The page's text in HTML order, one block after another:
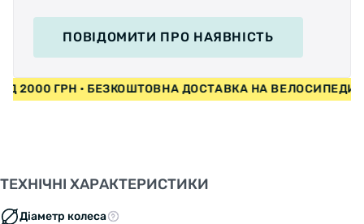
ПОВІДОМИТИ ПРО НАЯВНІСТЬ
2000 ГРН • БЕЗКОШТОВНА ДОСТАВКА НА
ТЕХНІЧНІ ХАРАКТЕРИСТИКИ
Діаметр колеса